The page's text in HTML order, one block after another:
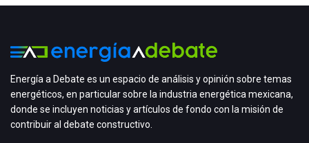
Energía a Debate es un espacio de análisis y opinión sobre temas
energéticos, en particular sobre la industria energética mexicana,
donde se incluyen noticias y artículos de fondo con la misión de
contribuir al debate constructivo.